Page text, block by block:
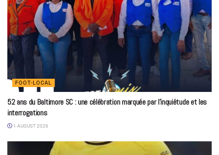
FOOT-LOCAL
52 ans du Baltimore SC : une célébration marquée par l’inquiétude et les
interrogations
1 AUGUST 2026